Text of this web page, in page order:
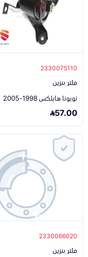
2330075110
فلتر بنزين
تويوتا هايلكس 1998-2005
57.00
2330066020
فلتر بنزين